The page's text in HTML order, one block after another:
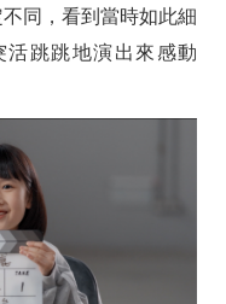
同，看到當時如此細
跳跳地演出來感動